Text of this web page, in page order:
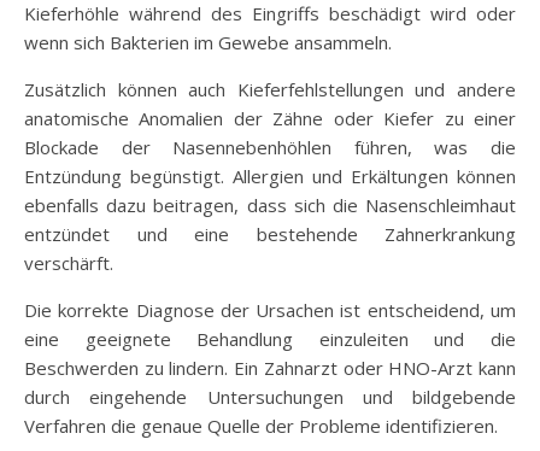
Kieferhöhle während des Eingriffs beschädigt wird oder
wenn sich Bakterien im Gewebe ansammeln.
Zusätzlich können auch Kieferfehlstellungen und andere
anatomische Anomalien der Zähne oder Kiefer zu einer
Blockade der Nasennebenhöhlen führen, was die
Entzündung begünstigt. Allergien und Erkältungen können
ebenfalls dazu beitragen, dass sich die Nasenschleimhaut
entzündet und eine bestehende Zahnerkrankung
verschärft.
Die korrekte Diagnose der Ursachen ist entscheidend, um
eine geeignete Behandlung einzuleiten und die
Beschwerden zu lindern. Ein Zahnarzt oder HNO-Arzt kann
durch eingehende Untersuchungen und bildgebende
Verfahren die genaue Quelle der Probleme identifizieren.